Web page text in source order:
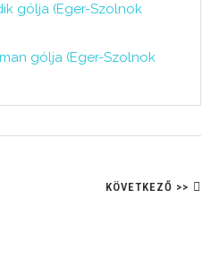
gólja (Eger-Szolnok
gólja (Eger-Szolnok
KÖVETKEZŐ >>